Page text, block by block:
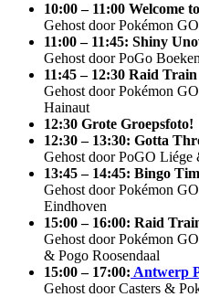
10:00 – 11:00 Welcome
Gehost door Pokémon
11:00 – 11:45: Shiny
Gehost door PoGo
11:45 – 12:30 Raid Train
Gehost door Pokémon
Hainaut
12:30 Grote Groepsfoto!
12:30 – 13:30: Gotta
Gehost door PoGO
13:45 – 14:45: Bingo
Gehost door Pokémon
Eindhoven
15:00 – 16:00: Raid
Gehost door Pokémon
& Pogo Roosendaal
15:00 – 17:00: Antwerp
Gehost door Casters &